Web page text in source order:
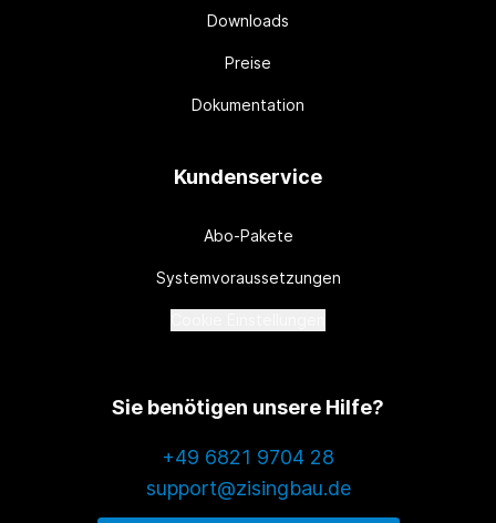
Sie benötigen unsere Hilfe?
+49 6821 9704 28
support@zisingbau.de
Downloads
Preise
Dokumentation
Kundenservice
Abo-Pakete
Systemvoraussetzungen